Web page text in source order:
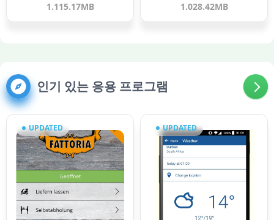
1.115.17MB 1.028.42MB
인기 있는 응용 프로그램
UPDATED UPDATED